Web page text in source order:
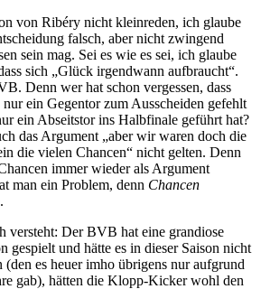
von Ribéry nicht kleinreden, ich glaube
falsch, aber nicht zwingend
sein mag. Sei es wie es sei, ich glaube
sich „Glück irgendwann aufbraucht“.
Denn wer hat schon vergessen, dass
ein Gegentor zum Ausscheiden gefehlt
ein Abseitstor ins Halbfinale geführt hat?
das Argument „aber wir waren doch die
die vielen Chancen“ nicht gelten. Denn
immer wieder als Argument
man ein Problem, denn Chancen
versteht: Der BVB hat eine grandiose
gespielt und hätte es in dieser Saison nicht
(den es heuer imho übrigens nur aufgrund
gab), hätten die Klopp-Kicker wohl den